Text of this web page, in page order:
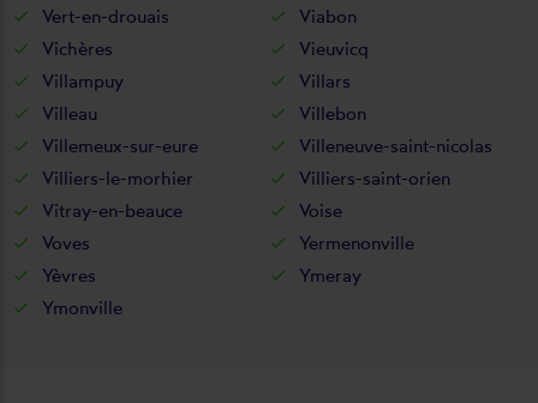
Vert-en-drouais
Viabon
Vichères
Vieuvicq
Villampuy
Villars
Villeau
Villebon
Villemeux-sur-eure
Villeneuve-saint-nicolas
Villiers-le-morhier
Villiers-saint-orien
Vitray-en-beauce
Voise
Voves
Yermenonville
Yèvres
Ymeray
Ymonville